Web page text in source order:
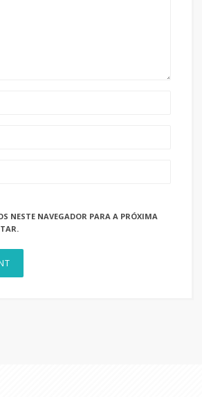
NESTE NAVEGADOR PARA A PRÓXIMA